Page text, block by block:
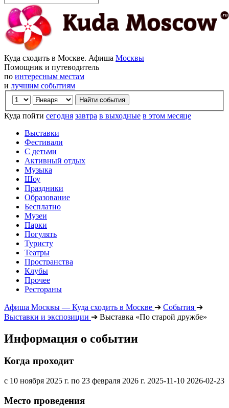
Куда сходить в Москве. Афиша Москвы
Помощник и путеводитель
по интересным местам
и лучшим событиям
Куда пойти сегодня завтра в выходные в этом месяце
Выставки
Фестивали
С детьми
Активный отдых
Музыка
Шоу
Праздники
Образование
Бесплатно
Музеи
Парки
Погулять
Туристу
Театры
Пространства
Клубы
Прочее
Рестораны
Афиша Москвы — Куда сходить в Москве ➔ События ➔
Выставки и экспозиции ➔ Выставка «По старой дружбе»
Информация о событии
Когда проходит
с 10 ноября 2025 г. по 23 февраля 2026 г. 2025-11-10 2026-02-23
Место проведения